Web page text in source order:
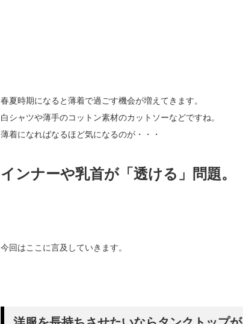
春夏時期になると薄着で過ごす機会が増えてきます。
白シャツや薄手のコットン素材のカットソーなどですね。
薄着になればなるほど気になるのが・・・
インナーや乳首が「透ける」問題。
今回はここに言及していきます。